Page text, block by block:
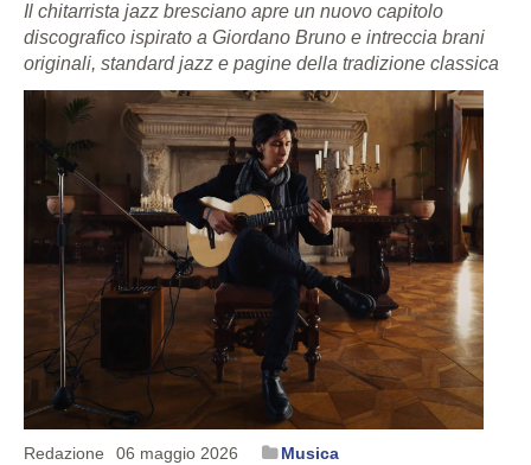
Il chitarrista jazz bresciano apre un nuovo capitolo
discografico ispirato a Giordano Bruno e intreccia brani
originali, standard jazz e pagine della tradizione classica
Redazione 06 maggio 2026 Musica